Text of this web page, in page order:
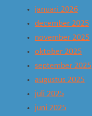
januari 2026
december 2025
november 2025
oktober 2025
september 2025
augustus 2025
juli 2025
juni 2025